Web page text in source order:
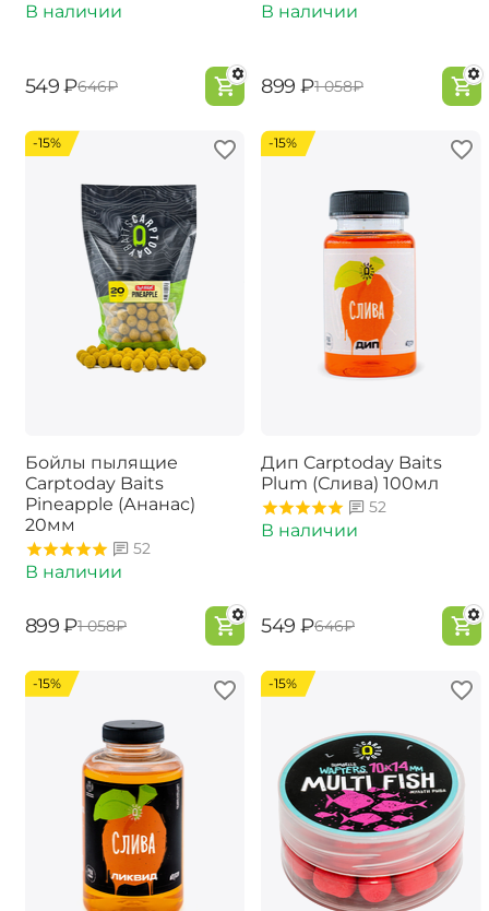
В наличии
‍549‍ ₽‍646‍₽
В наличии
‍899‍ ₽‍1 058‍₽
-15%
Бойлы пылящие
Carptoday Baits
Pineapple (Ананас)
20мм
52
В наличии
‍899‍ ₽‍1 058‍₽
-15%
Дип Carptoday Baits
Plum (Слива) 100мл
52
В наличии
‍549‍ ₽‍646‍₽
-15% -15%